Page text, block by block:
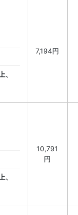
7,194円
10,791
円